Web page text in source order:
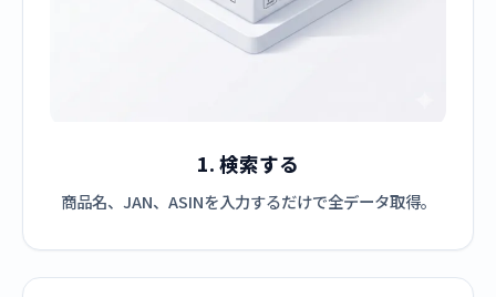
1. 検索する
商品名、JAN、ASINを入力するだけで全データ取得。